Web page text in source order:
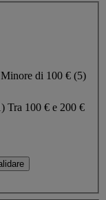
Minore di 100 € (5)
) Tra 100 € e 200 €